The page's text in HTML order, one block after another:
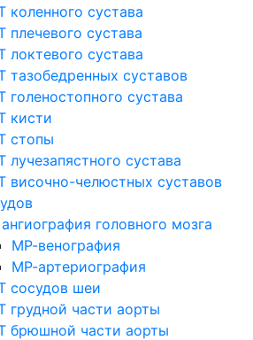
коленного сустава
плечевого сустава
локтевого сустава
тазобедренных суставов
голеностопного сустава
кисти
стопы
лучезапястного сустава
височно-челюстных суставов
головного мозга
МР-венография
МР-артериография
сосудов шеи
грудной части аорты
брюшной части аорты